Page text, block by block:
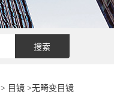
> 目镜>无畸变目镜